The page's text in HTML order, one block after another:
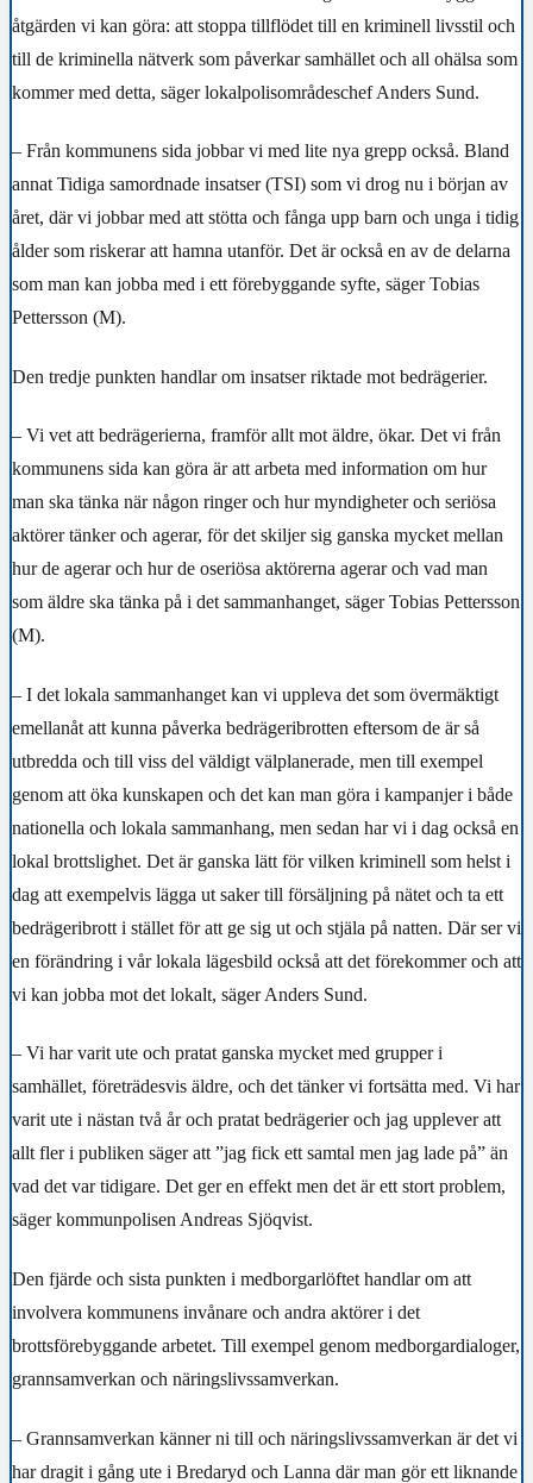
åtgärden vi kan göra: att stoppa tillflödet till en kriminell livsstil och
till de kriminella nätverk som påverkar samhället och all ohälsa som
kommer med detta, säger lokalpolisområdeschef Anders Sund.
– Från kommunens sida jobbar vi med lite nya grepp också. Bland
annat Tidiga samordnade insatser (TSI) som vi drog nu i början av
året, där vi jobbar med att stötta och fånga upp barn och unga i tidig
ålder som riskerar att hamna utanför. Det är också en av de delarna
som man kan jobba med i ett förebyggande syfte, sägerTobias
Pettersson (M).
Den tredje punkten handlar om insatser riktade mot bedrägerier.
– Vi vet att bedrägerierna, framför allt mot äldre, ökar. Det vi från
kommunens sida kan göra är att arbeta med information om hur
man ska tänka när någon ringer och hur myndigheter och seriösa
aktörer tänker och agerar, för det skiljer sig ganska mycket mellan
hur de agerar och hur de oseriösa aktörerna agerar och vad man
som äldre ska tänka på i det sammanhanget, sägerTobias Pettersson
(M).
– I det lokala sammanhanget kan vi uppleva det som övermäktigt
emellanåt att kunna påverka bedrägeribrotten eftersom de är så
utbredda och till viss del väldigt välplanerade, men till exempel
genom att öka kunskapen och det kan man göra i kampanjer i både
nationella och lokala sammanhang, men sedan har vi i dag också en
lokal brottslighet. Det är ganska lätt för vilken kriminell som helst i
dag att exempelvis lägga ut saker till försäljning på nätet och ta ett
bedrägeribrott i stället för att ge sig ut och stjäla på natten. Där ser vi
en förändring i vår lokala lägesbild också att det förekommer och att
vi kan jobba mot det lokalt, säger Anders Sund.
– Vi har varit ute och pratat ganska mycket med grupper i
samhället, företrädesvis äldre, och det tänker vi fortsätta med. Vi har
varit ute i nästan två år och pratat bedrägerier och jag upplever att
allt fler i publiken säger att ”jag fick ett samtal men jag lade på” än
vad det var tidigare. Det ger en effekt men det är ett stort problem,
säger kommunpolisen Andreas Sjöqvist.
Den fjärde och sista punkten i medborgarlöftet handlar om att
involvera kommunens invånare och andra aktörer i det
brottsförebyggande arbetet. Till exempel genom medborgardialoger,
grannsamverkan och näringslivssamverkan.
– Grannsamverkan känner ni till och näringslivssamverkan är det vi
har dragit i gång ute i Bredaryd och Lanna där man gör ett liknande